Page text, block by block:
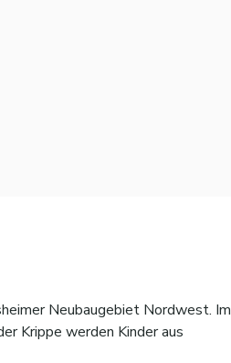
Neubaugebiet Nordwest. Im
Krippe werden Kinder aus